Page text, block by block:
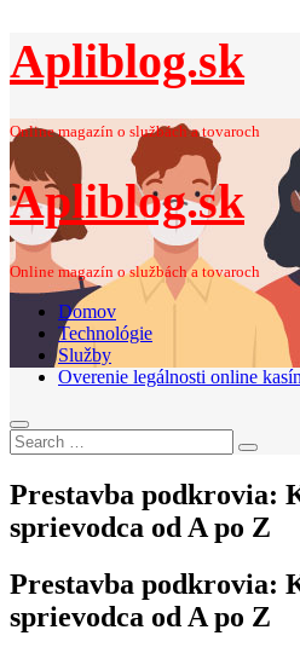
Apliblog.sk
Online magazín o službách a tovaroch
Apliblog.sk
Online magazín o službách a tovaroch
Domov
Technológie
Služby
Overenie legálnosti online kasín
Search
for:
Search
Prestavba podkrovia:
sprievodca od A po Z
Prestavba podkrovia:
sprievodca od A po Z